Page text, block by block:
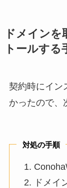
ドメイン
トールする
契約時にイン
かったので、
対処の手順
ドメイ